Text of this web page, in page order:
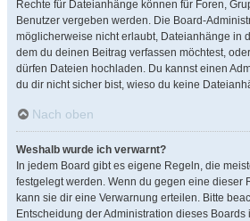
Rechte für Dateianhänge können für Foren,
Benutzer vergeben werden. Die Board-
möglicherweise nicht erlaubt, Dateianhänge in
dem du deinen Beitrag verfassen möchtest,
dürfen Dateien hochladen. Du kannst einen
du dir nicht sicher bist, wieso du keine
Nach oben
Weshalb wurde ich verwarnt?
In jedem Board gibt es eigene Regeln, die
festgelegt werden. Wenn du gegen eine dieser
kann sie dir eine Verwarnung erteilen. Bitte
Entscheidung der Administration dieses Boards